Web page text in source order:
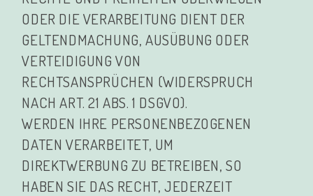
ODER DIE VERARBEITUNG DIENT DER
GELTENDMACHUNG, AUSÜBUNG ODER
VERTEIDIGUNG VON
RECHTSANSPRÜCHEN (WIDERSPRUCH
NACH ART. 21 ABS. 1 DSGVO).
WERDEN IHRE PERSONENBEZOGENEN
DATEN VERARBEITET, UM
DIREKTWERBUNG ZU BETREIBEN, SO
HABEN SIE DAS RECHT, JEDERZEIT